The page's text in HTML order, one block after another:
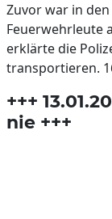
Zuvor war in
Feuerwehrleute
erklärte die
transportieren.
+++
nie +++